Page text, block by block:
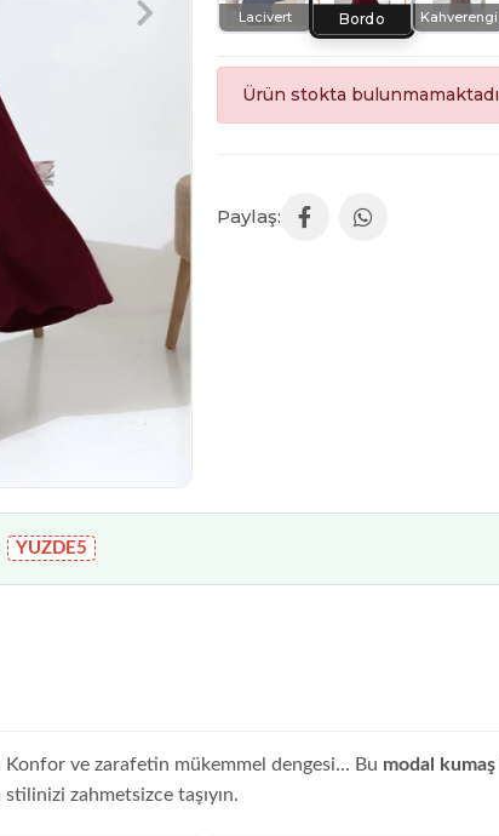
Lacivert Bordo Kahverengi
Ürün stokta
YUZDE5
Konfor ve zarafetin mükemmel dengesi... Bu modal
zahmetsizce taşıyın.